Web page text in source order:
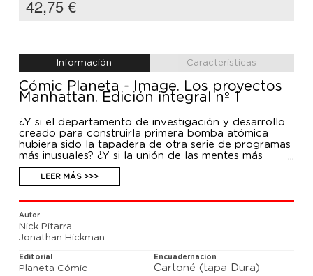
42,75 €
Información Características
Cómic Planeta - Image. Los proyectos
Manhattan. Edición integral nº 1
¿Y si el departamento de investigación y desarrollo
creado para construirla primera bomba atómica
hubiera sido la tapadera de otra serie de programas
más inusuales? ¿Y si la unión de las mentes más
brillantes de su generación no hubiera sido una señal
para el optimismo, sino para la aprensión? ¿Y si...
salió todo mal?
Este primer integral (de dos) recopila en edición de
lujo la serie más personal de Jonathan Hickman y
Nick Pitarra.
Recopila los números #1-15 de la serie original.
LEER MÁS >>>
Autor
Nick Pitarra
Jonathan Hickman
Editorial
Planeta Cómic
Encuadernacion
Cartoné (tapa Dura)